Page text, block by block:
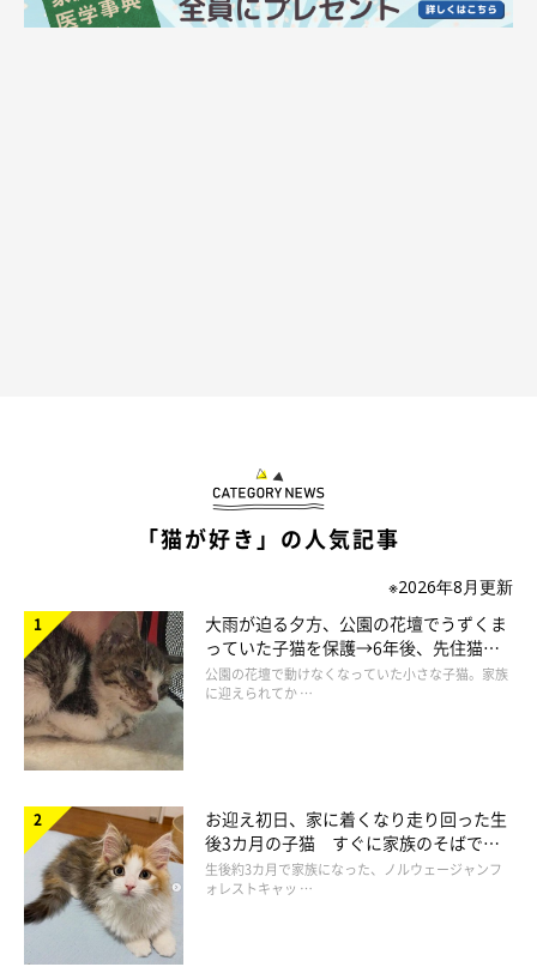
それからというもの、たまちゃんのお顔を見るたびに、何故か脳
裏に浮かぶゴジラのフォルム。
窓辺で日向ぼっこする姿は、まるで破壊活動に満足して一休みし
ている怪獣のよう…？
こんなふうにゴジラもまどろんだりするのでしょうか。
居眠りするゴジラ（たまちゃん）、ごはんをねだるゴジラ（たま
ちゃん）、おかーさんにシャーッするゴジラ（たまちゃん）。
それは…なんか可愛い！！！
「猫が好き」の人気記事
※2026年8月更新
大雨が迫る夕方、公園の花壇でうずくま
っていた子猫を保護→6年後、先住猫
と“姉妹”のような関係に
公園の花壇で動けなくなっていた小さな子猫。家族
に迎えられてか …
お迎え初日、家に着くなり走り回った生
後3カ月の子猫 すぐに家族のそばで落
ち着く姿に「迎えてよかった」
生後約3カ月で家族になった、ノルウェージャンフ
ォレストキャッ …